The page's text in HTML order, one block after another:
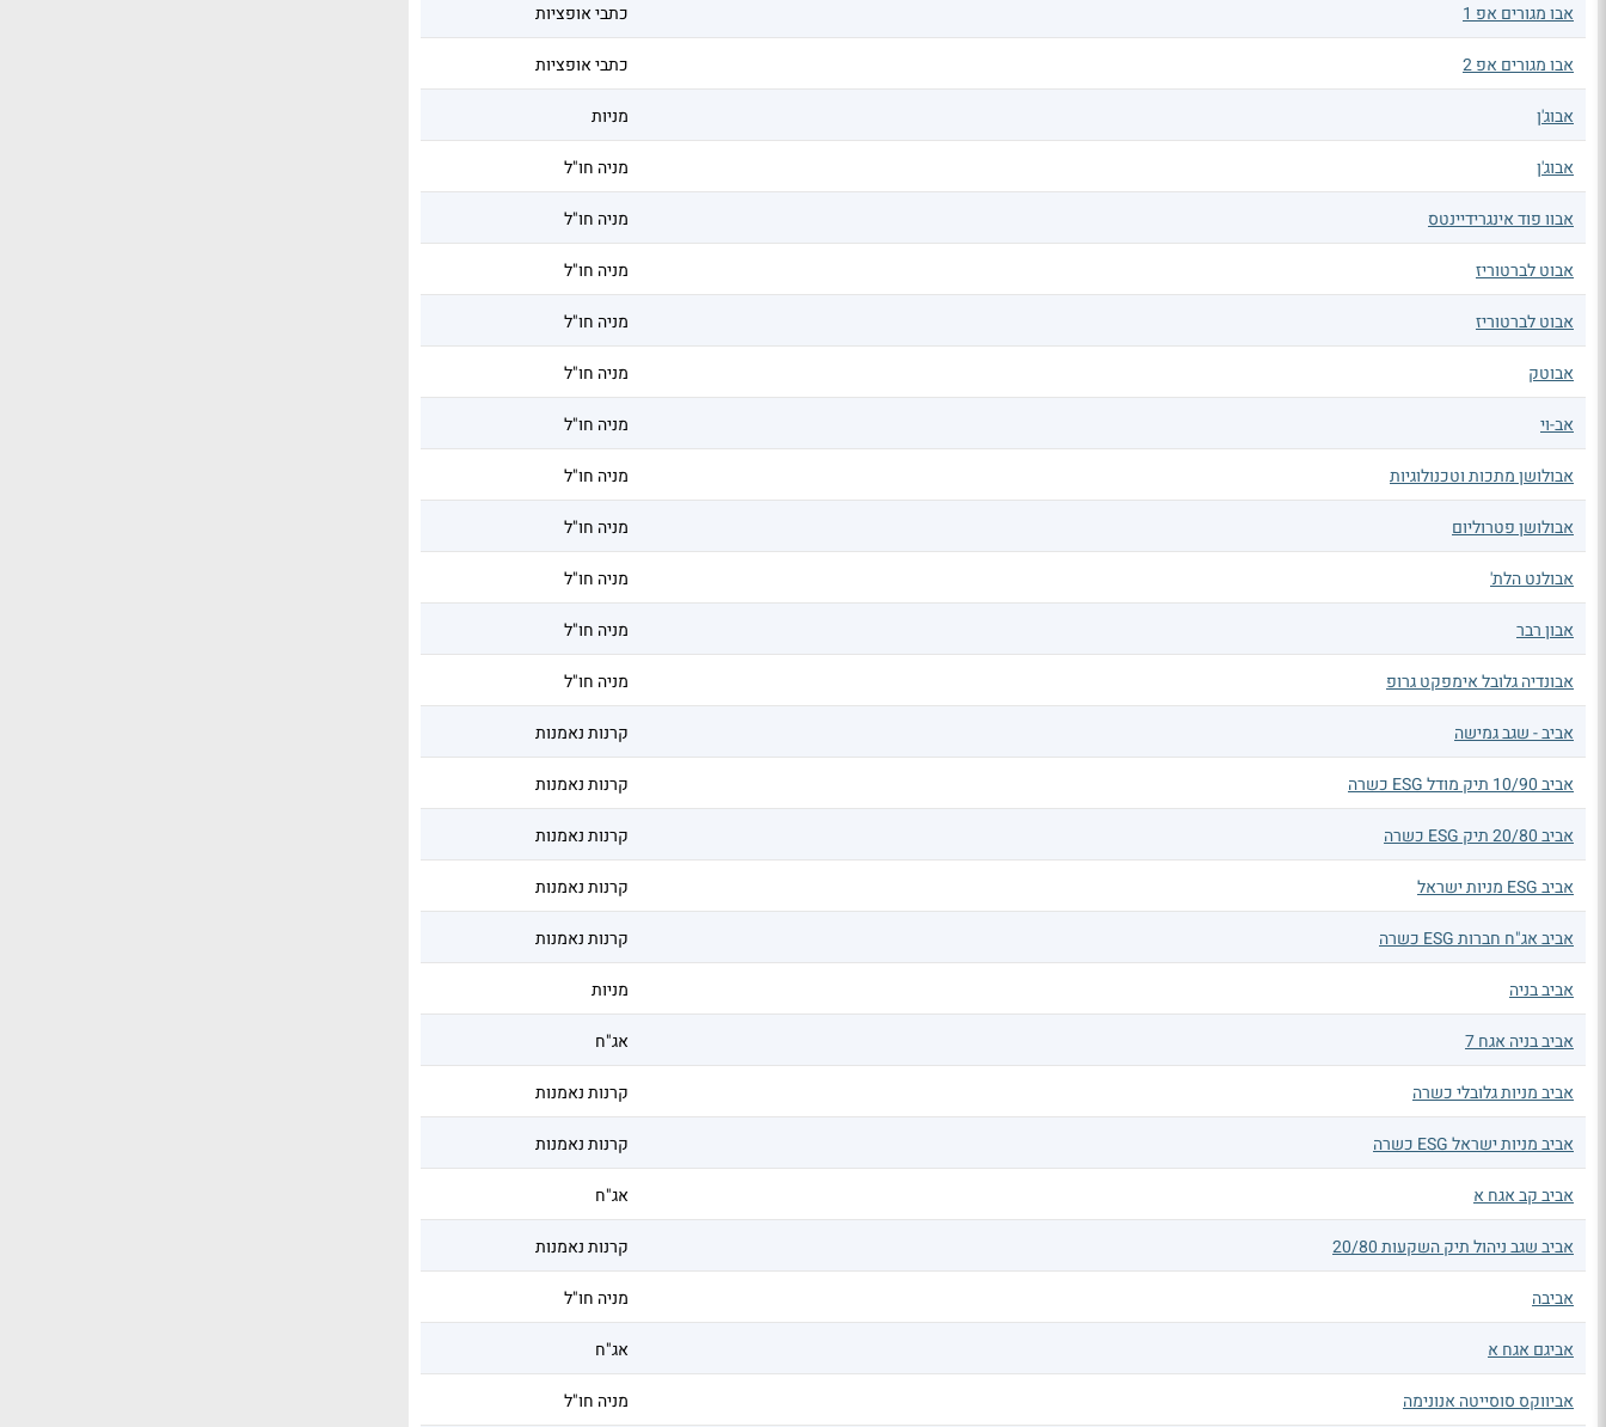
אבו מגורים אפ 1 כתבי אופציות
אבו מגורים אפ 2 כתבי אופציות
אבוג'ן מניות
אבוג'ן מניה חו"ל
אבוו פוד אינגרידיינטס מניה חו"ל
אבוט לברטוריז מניה חו"ל
אבוט לברטוריז מניה חו"ל
אבוטק מניה חו"ל
אב-וי מניה חו"ל
אבולושן מתכות וטכנולוגיות מניה חו"ל
אבולושן פטרוליום מניה חו"ל
אבולנט הלת' מניה חו"ל
אבון רבר מניה חו"ל
אבונדיה גלובל אימפקט גרופ מניה חו"ל
אביב - שגב גמישה קרנות נאמנות
אביב 10/90 תיק מודל ESG כשרה קרנות נאמנות
אביב 20/80 תיק ESG כשרה קרנות נאמנות
אביב ESG מניות ישראל קרנות נאמנות
אביב אג"ח חברות ESG כשרה קרנות נאמנות
אביב בניה מניות
אביב בניה אגח 7 אג"ח
אביב מניות גלובלי כשרה קרנות נאמנות
אביב מניות ישראל ESG כשרה קרנות נאמנות
אביב קב אגח א אג"ח
אביב שגב ניהול תיק השקעות 20/80 קרנות נאמנות
אביבה מניה חו"ל
אביגם אגח א אג"ח
אביווקס סוסייטה אנונימה מניה חו"ל